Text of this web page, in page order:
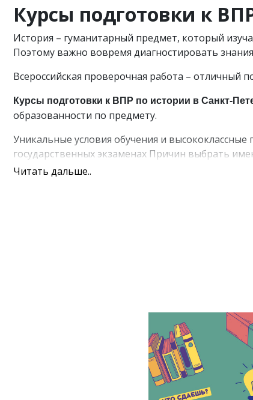
Курсы подготовки к
История – гуманитарный предмет, который
Поэтому важно вовремя диагностировать
Всероссийская проверочная работа – отличный
Курсы подготовки к ВПР по истории в Санкт-
образованности по предмету.
Уникальные условия обучения и
государственных экзаменах Причин выбрать
обучение в парах, инновационная
Читать дальше..